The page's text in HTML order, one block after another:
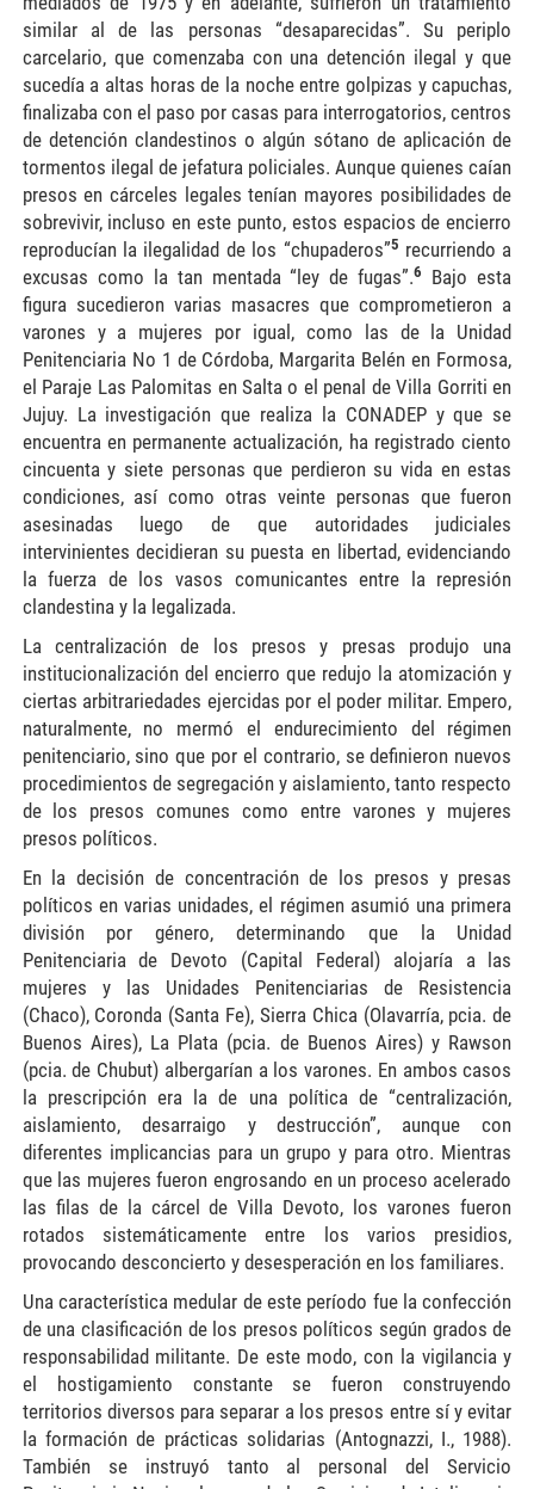
similar al de las personas “desaparecidas”. Su periplo
carcelario, que comenzaba con una detención ilegal y que
sucedía a altas horas de la noche entre golpizas y capuchas,
finalizaba con el paso por casas para interrogatorios, centros
de detención clandestinos o algún sótano de aplicación de
tormentos ilegal de jefatura policiales. Aunque quienes caían
presos en cárceles legales tenían mayores posibilidades de
sobrevivir, incluso en este punto, estos espacios de encierro
reproducían la ilegalidad de los “chupaderos”5 recurriendo a
excusas como la tan mentada “ley de fugas”.6
Bajo esta
figura sucedieron varias masacres que comprometieron a
varones y a mujeres por igual, como las de la Unidad
Penitenciaria No 1 de Córdoba, Margarita Belén en Formosa,
el Paraje Las Palomitas en Salta o el penal de Villa Gorriti en
Jujuy. La investigación que realiza la CONADEP y que se
encuentra en permanente actualización, ha registrado ciento
cincuenta y siete personas que perdieron su vida en estas
condiciones, así como otras veinte personas que fueron
asesinadas luego de que autoridades judiciales
intervinientes decidieran su puesta en libertad, evidenciando
la fuerza de los vasos comunicantes entre la represión
clandestina y la legalizada.
La centralización de los presos y presas produjo una
institucionalización del encierro que redujo la atomización y
ciertas arbitrariedades ejercidas por el poder militar. Empero,
naturalmente, no mermó el endurecimiento del régimen
penitenciario, sino que por el contrario, se definieron nuevos
procedimientos de segregación y aislamiento, tanto respecto
de los presos comunes como entre varones y mujeres
presos políticos.
En la decisión de concentración de los presos y presas
políticos en varias unidades, el régimen asumió una primera
división por género, determinando que la Unidad
Penitenciaria de Devoto (Capital Federal) alojaría a las
mujeres y las Unidades Penitenciarias de Resistencia
(Chaco), Coronda (Santa Fe), Sierra Chica (Olavarría, pcia. de
Buenos Aires), La Plata (pcia. de Buenos Aires) y Rawson
(pcia. de Chubut) albergarían a los varones. En ambos casos
la prescripción era la de una política de “centralización,
aislamiento, desarraigo y destrucción”, aunque con
diferentes implicancias para un grupo y para otro. Mientras
que las mujeres fueron engrosando en un proceso acelerado
las filas de la cárcel de Villa Devoto, los varones fueron
rotados sistemáticamente entre los varios presidios,
provocando desconcierto y desesperación en los familiares.
Una característica medular de este período fue la confección
de una clasificación de los presos políticos según grados de
responsabilidad militante. De este modo, con la vigilancia y
el hostigamiento constante se fueron construyendo
territorios diversos para separar a los presos entre sí y evitar
la formación de prácticas solidarias (Antognazzi, I., 1988).
También se instruyó tanto al personal del Servicio